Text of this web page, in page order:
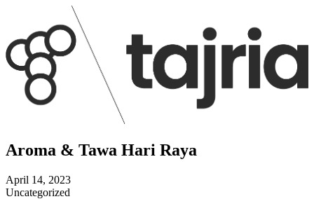
Aroma & Tawa Hari Raya
April 14, 2023
Uncategorized